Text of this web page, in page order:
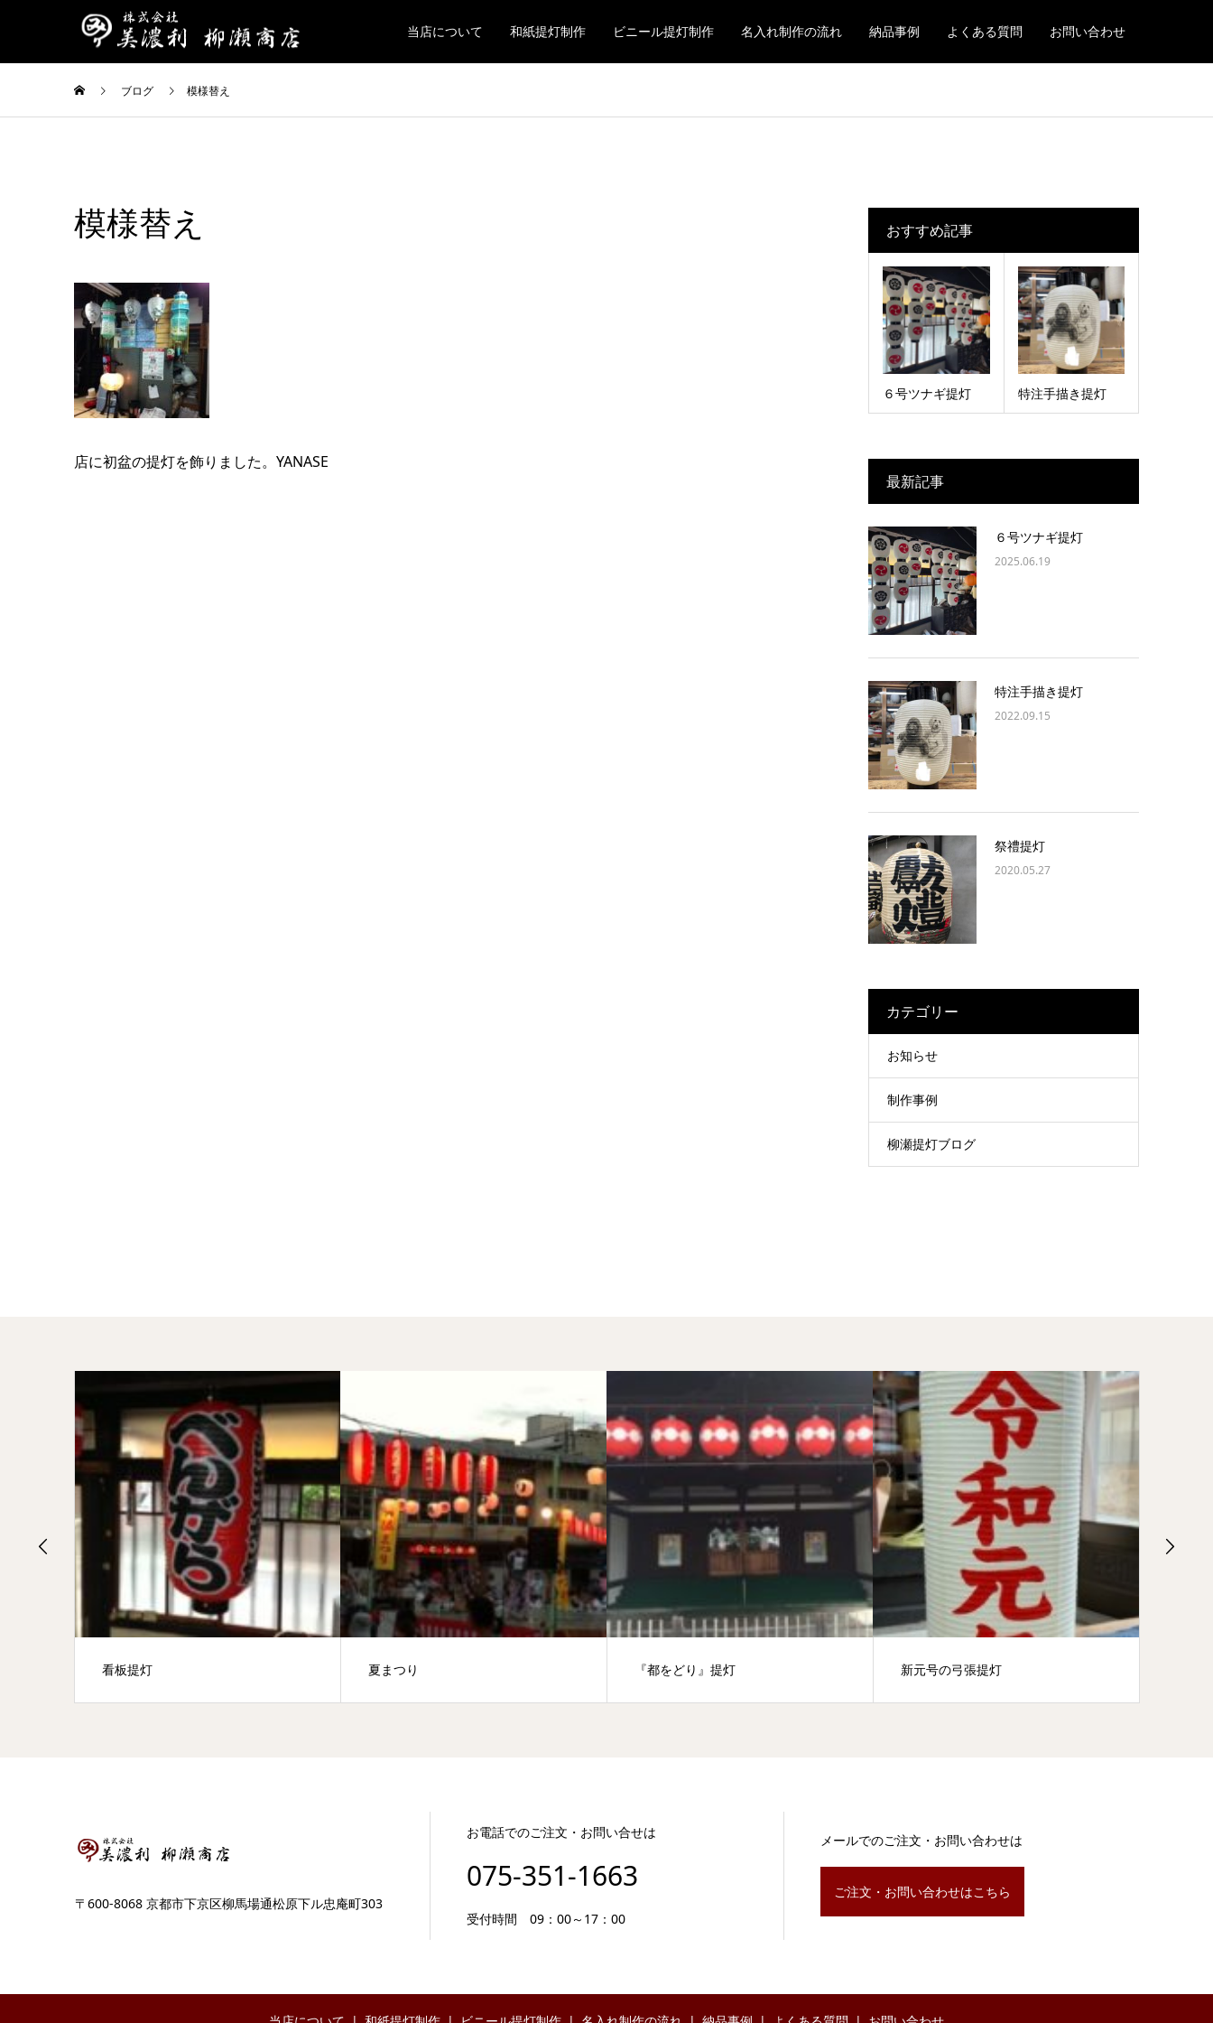
当店について 和紙提灯制作 ビニール提灯制作 名入れ制作の流れ 納品事例 よくある質問 お問い合わせ
ブログ 模様替え
模様替え
店に初盆の提灯を飾りました。YANASE
おすすめ記事
６号ツナギ提灯 特注手描き提灯
最新記事
６号ツナギ提灯
2025.06.19
特注手描き提灯
2022.09.15
祭禮提灯
2020.05.27
カテゴリー
お知らせ
制作事例
柳瀬提灯ブログ
看板提灯 夏まつり 『都をどり』提灯 新元号の弓張提灯
〒600-8068 京都市下京区柳馬場通松原下ル忠庵町303
お電話でのご注文・お問い合せは
075-351-1663
受付時間 09：00～17：00
メールでのご注文・お問い合わせは
ご注文・お問い合わせはこちら